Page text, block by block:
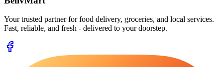
Your trusted partner for food delivery, groceries, and local services.
Fast, reliable, and fresh - delivered to your doorstep.